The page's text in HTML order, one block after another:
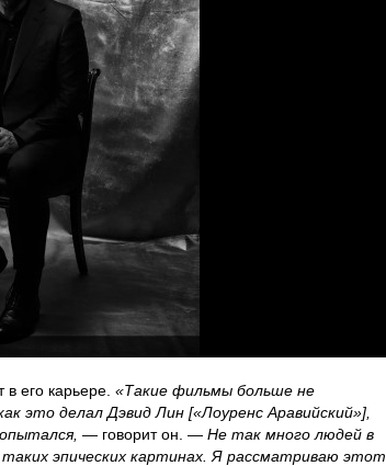
его карьере. «Такие фильмы больше не
это делал Дэвид Лин [«Лоуренс Аравийcкий»],
— говорит он. — Не так много людей в
эпических картинах. Я рассматриваю этот